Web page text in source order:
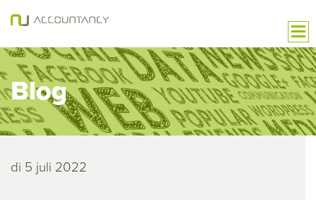
Blog
di 5 juli 2022